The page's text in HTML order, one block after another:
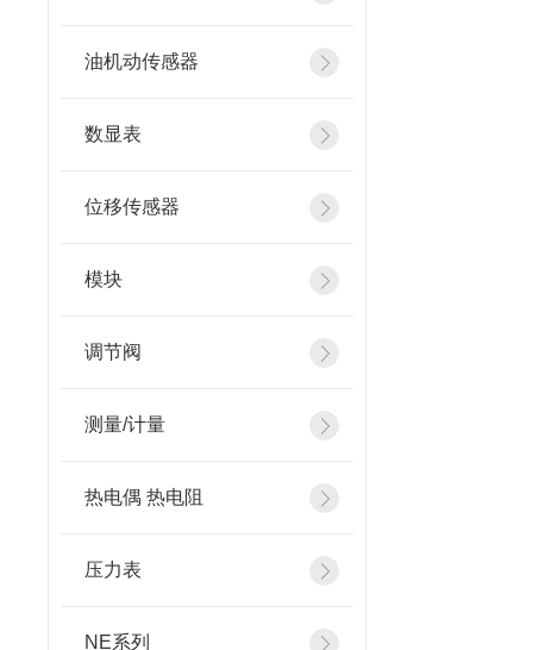
油机动传感器
数显表
位移传感器
模块
调节阀
测量/计量
热电偶 热电阻
压力表
NE系列